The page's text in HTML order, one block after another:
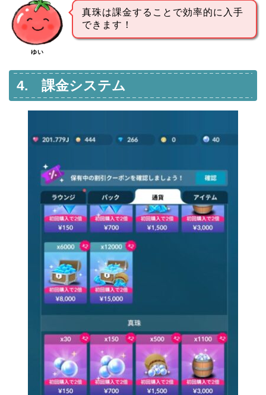
ゆい
真珠は課金することで効率的に入手
できます！
4. 課金システム